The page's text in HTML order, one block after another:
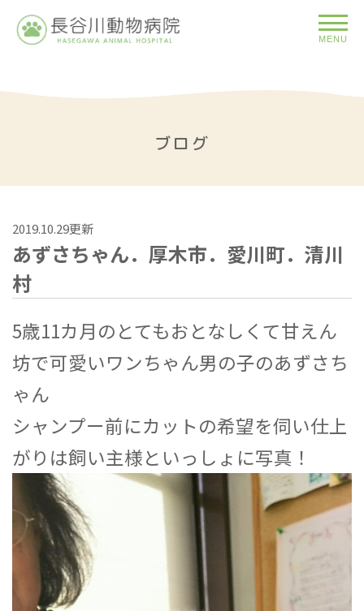
MENU
ブログ
2019.10.29更新
あずさちゃん．厚木市．愛川町．清川
村
5歳11カ月のとてもおとなしくて甘えん
坊で可愛いワンちゃん男の子のあずさち
ゃん
シャンプー前にカットの希望を伺い仕上
がりは飼い主様といっしょに写真！